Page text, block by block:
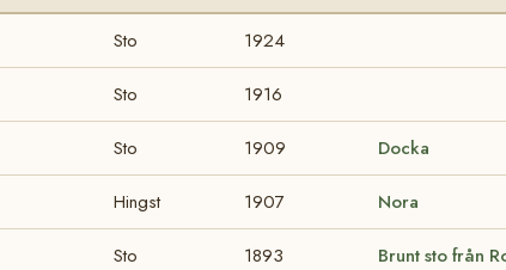
Sto 1924
Sto 1916
Sto 1909 Docka
Hingst 1907 Nora
Sto 1893 Brunt sto från